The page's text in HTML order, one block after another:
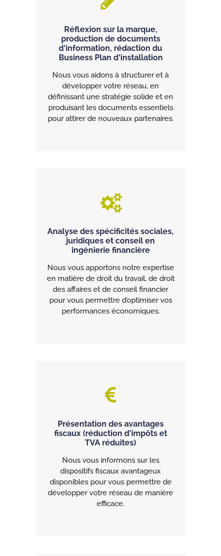
Réflexion sur la marque,
production de documents
d'information, rédaction du
Business Plan d'installation
Nous vous aidons à structurer et à
développer votre réseau, en
définissant une stratégie solide et en
produisant les documents essentiels
pour attirer de nouveaux partenaires.
Analyse des spécificités sociales,
juridiques et conseil en
ingénierie financière
Nous vous apportons notre expertise
en matière de droit du travail, de droit
des affaires et de conseil financier
pour vous permettre d’optimiser vos
performances économiques.
Présentation des avantages
fiscaux (réduction d'impôts et
TVA réduites)
Nous vous informons sur les
dispositifs fiscaux avantageux
disponibles pour vous permettre de
développer votre réseau de manière
efficace.